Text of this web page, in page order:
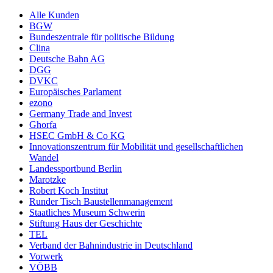
Alle Kunden
BGW
Bundeszentrale für politische Bildung
Clina
Deutsche Bahn AG
DGG
DVKC
Europäisches Parlament
ezono
Germany Trade and Invest
Ghorfa
HSEC GmbH & Co KG
Innovationszentrum für Mobilität und gesellschaftlichen
Wandel
Landessportbund Berlin
Marotzke
Robert Koch Institut
Runder Tisch Baustellenmanagement
Staatliches Museum Schwerin
Stiftung Haus der Geschichte
TEL
Verband der Bahnindustrie in Deutschland
Vorwerk
VÖBB